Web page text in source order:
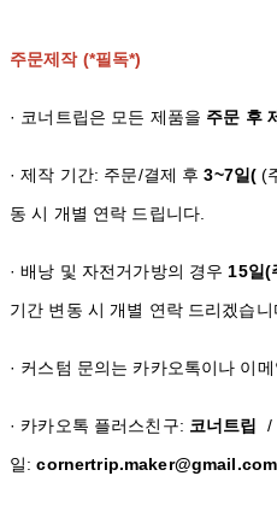
주문제작 (*필독*)
· 코너트립은 모든 제품을 주문 후
· 제작 기간: 주문/결제 후3~7일( (
동 시 개별 연락 드립니다.
· 배낭 및 자전거가방의 경우 15일(
기간 변동 시 개별 연락 드리겠습니
· 커스텀 문의는 카카오톡이나 이
· 카카오톡 플러스친구: 코너트립
/
일:cornertrip.maker@gmail.com